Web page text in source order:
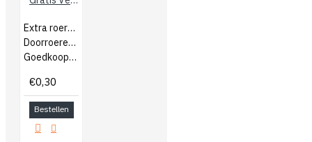
Extra roerhoutjes
Doorroeren van verf
Goedkoop bijbestellen
€0,30
Bestellen